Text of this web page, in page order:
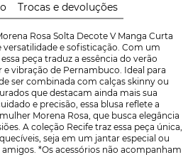
Trocas e devoluções
Rosa Solta Decote V Manga Curta
e sofisticação. Com um
peça traduz a essência do verão
e vibração de Pernambuco. Ideal para
ser combinada com calças skinny ou
que destacam ainda mais sua
e precisão, essa blusa reflete a
Morena Rosa, que busca elegância
A coleção Recife traz essa peça única,
seja em um jantar especial ou
*Os acessórios não acompanham